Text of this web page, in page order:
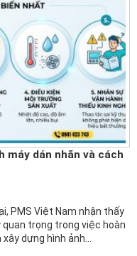
máy dán nhãn và cách
PMS Việt Nam nhận thấy
trọng trong việc hoàn
dựng hình ảnh…